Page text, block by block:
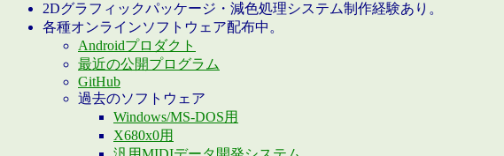
2Dグラフィックパッケージ・減色処理システム制作経験あり。
各種オンラインソフトウェア配布中。
Androidプロダクト
最近の公開プログラム
GitHub
過去のソフトウェア
Windows/MS-DOS用
X680x0用